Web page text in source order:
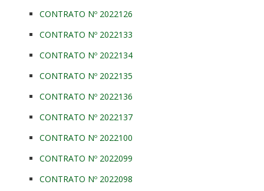
CONTRATO Nº 2022126
CONTRATO Nº 2022133
CONTRATO Nº 2022134
CONTRATO Nº 2022135
CONTRATO Nº 2022136
CONTRATO Nº 2022137
CONTRATO Nº 2022100
CONTRATO Nº 2022099
CONTRATO Nº 2022098